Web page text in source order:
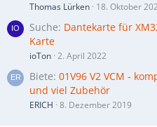
Thomas Lürken 18. Oktober
Suche Dantekarte für
Karte
ioTon 2. April 2022
Biete 01V96 V2 VCM -
und viel Zubehör
ERICH 8. Dezember 2019